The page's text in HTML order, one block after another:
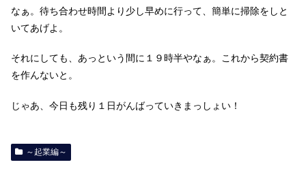
なぁ。待ち合わせ時間より少し早めに行って、簡単に掃除をしと
いてあげよ。
それにしても、あっという間に１９時半やなぁ。これから契約書
を作んないと。
じゃあ、今日も残り１日がんばっていきまっしょい！
～起業編～